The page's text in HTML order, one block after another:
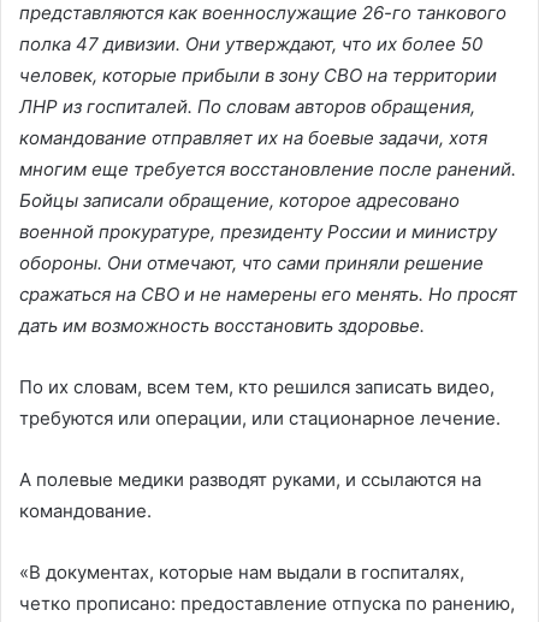
представляются как военнослужащие 26-го танкового
полка 47 дивизии. Они утверждают, что их более 50
человек, которые прибыли в зону СВО на территории
ЛНР из госпиталей. По словам авторов обращения,
командование отправляет их на боевые задачи, хотя
многим еще требуется восстановление после ранений.
Бойцы записали обращение, которое адресовано
военной прокуратуре, президенту России и министру
обороны. Они отмечают, что сами приняли решение
сражаться на СВО и не намерены его менять. Но просят
дать им возможность восстановить здоровье.
По их словам, всем тем, кто решился записать видео,
требуются или операции, или стационарное лечение.
А полевые медики разводят руками, и ссылаются на
командование.
«В документах, которые нам выдали в госпиталях,
четко прописано: предоставление отпуска по ранению,